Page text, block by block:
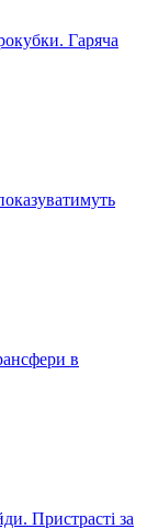
Гаряча
в
Пристрасті за